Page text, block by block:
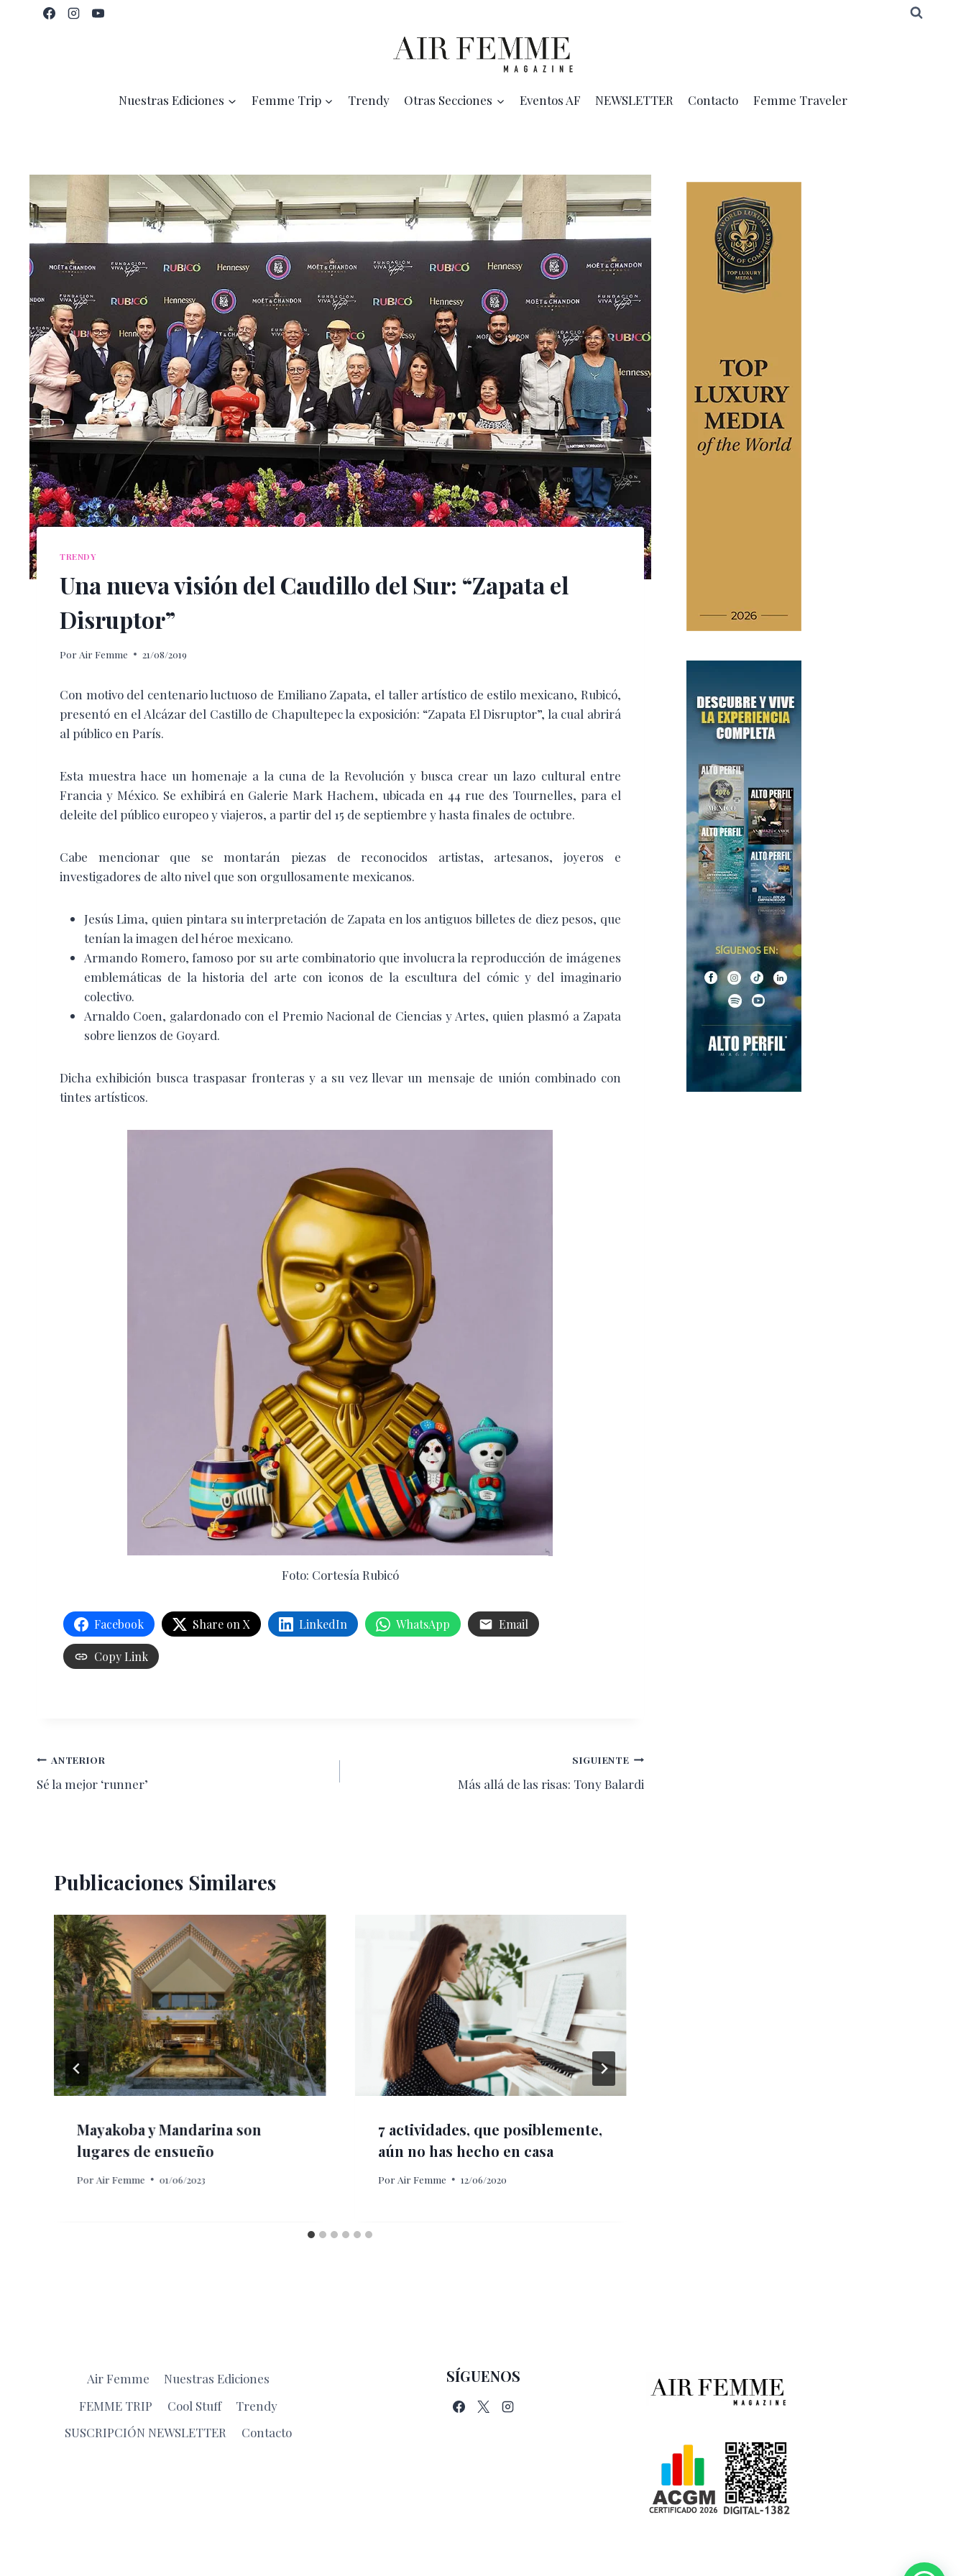
Nuestras Ediciones Femme Trip Trendy Otras Secciones Eventos AF NEWSLETTER Contacto Femme Traveler
TRENDY
Una nueva visión del Caudillo del Sur: “Zapata el
Disruptor”
Por Air Femme 21/08/2019
Con motivo del centenario luctuoso de Emiliano Zapata, el taller artístico de estilo mexicano, Rubicó,
presentó en el Alcázar del Castillo de Chapultepec la exposición: “Zapata El Disruptor”, la cual abrirá
al público en París.
Esta muestra hace un homenaje a la cuna de la Revolución y busca crear un lazo cultural entre
Francia y México. Se exhibirá en Galerie Mark Hachem, ubicada en 44 rue des Tournelles, para el
deleite del público europeo y viajeros, a partir del 15 de septiembre y hasta finales de octubre.
Cabe mencionar que se montarán piezas de reconocidos artistas, artesanos, joyeros e
investigadores de alto nivel que son orgullosamente mexicanos.
Jesús Lima, quien pintara su interpretación de Zapata en los antiguos billetes de diez pesos, que
tenían la imagen del héroe mexicano.
Armando Romero, famoso por su arte combinatorio que involucra la reproducción de imágenes
emblemáticas de la historia del arte con iconos de la escultura del cómic y del imaginario
colectivo.
Arnaldo Coen, galardonado con el Premio Nacional de Ciencias y Artes, quien plasmó a Zapata
sobre lienzos de Goyard.
Dicha exhibición busca traspasar fronteras y a su vez llevar un mensaje de unión combinado con
tintes artísticos.
Foto: Cortesía Rubicó
Facebook Share on X LinkedIn WhatsApp Email
Copy Link
Navegación
de
ANTERIOR
Sé la mejor ‘runner’
SIGUIENTE
Más allá de las risas: Tony Balardi
Publicaciones Similares
Mayakoba y Mandarina son
lugares de ensueño
Por Air Femme 01/06/2023
7 actividades, que posiblemente,
aún no has hecho en casa
Por Air Femme 12/06/2020
Air Femme
Nuestras Ediciones
FEMME TRIP
Cool Stuff
Trendy
SUSCRIPCIÓN NEWSLETTER
Contacto
SÍGUENOS